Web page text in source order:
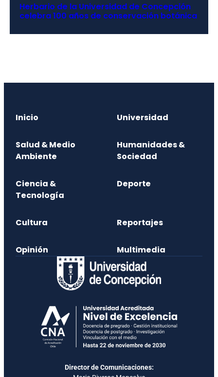
Herbario de la Universidad de Concepción
celebra 100 años de conservación botánica
Inicio Universidad
Salud & Medio
Ambiente
Humanidades &
Sociedad
Ciencia &
Tecnología
Deporte
Cultura Reportajes
Opinión Multimedia
Director de Comunicaciones: